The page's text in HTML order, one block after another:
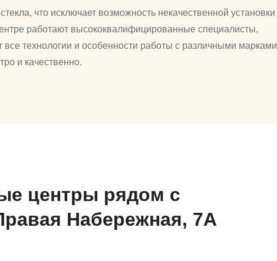
что исключает возможность некачественной установки
работают высококвалифицированные специалисты,
технологии и особенности работы с различными марками
и качественно.
центры рядом с
Набережная, 7А